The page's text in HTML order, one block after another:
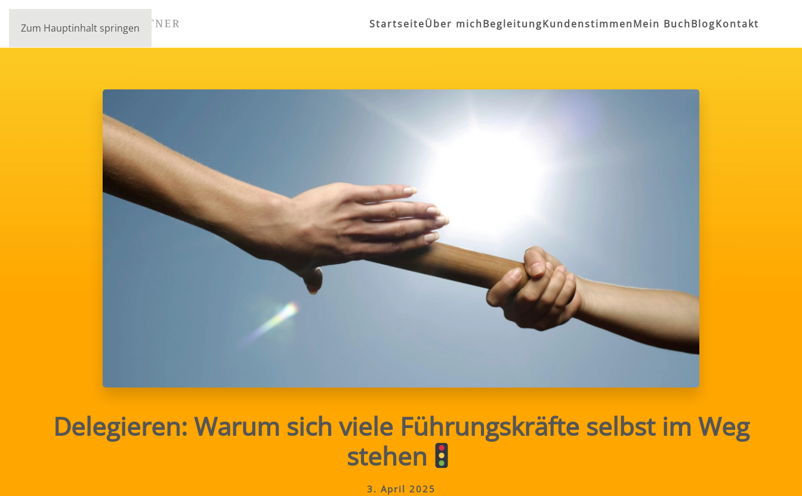
Zum Hauptinhalt springen StartseiteÜber michBegleitungKundenstimmenMein BuchBlogKontakt
Delegieren: Warum sich viele Führungskräfte selbst im Weg
stehen
3. April 2025